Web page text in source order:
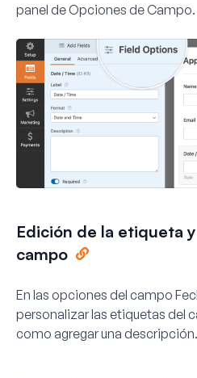
panel de Opciones de Campo.
Edición de la etiqueta
campo
En las opciones del campo
personalizar las etiquetas del
como agregar una descripción.